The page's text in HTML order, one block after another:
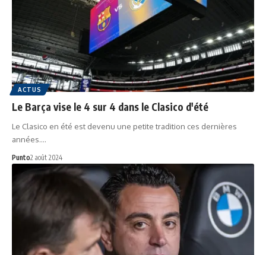
ACTUS
Le Barça vise le 4 sur 4 dans le Clasico d'été
Le Clasico en été est devenu une petite tradition ces dernières
années.…
Punto2 août 2024